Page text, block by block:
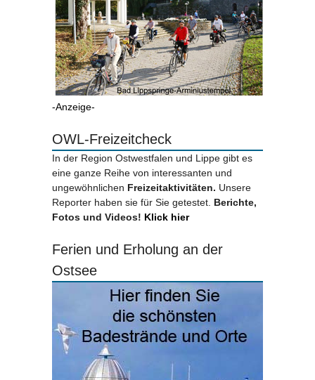
-Anzeige-
OWL-Freizeitcheck
In der Region Ostwestfalen und Lippe gibt es
eine ganze Reihe von interessanten und
ungewöhnlichen Freizeitaktivitäten. Unsere
Reporter haben sie für Sie getestet. Berichte,
Fotos und Videos! Klick hier
Ferien und Erholung an der
Ostsee